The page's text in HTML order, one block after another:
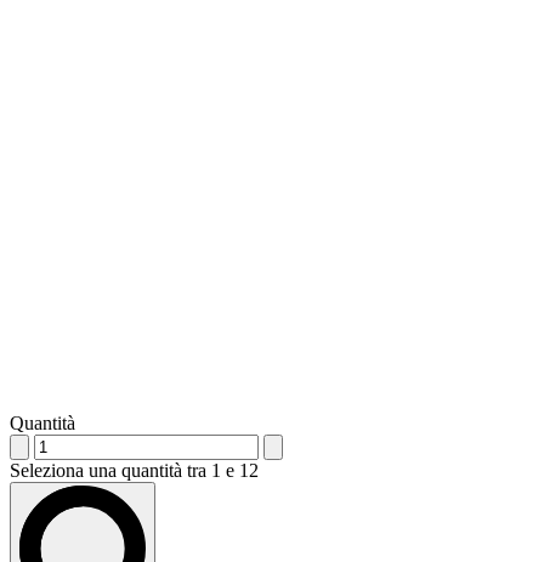
Quantità
Seleziona una quantità tra 1 e 12